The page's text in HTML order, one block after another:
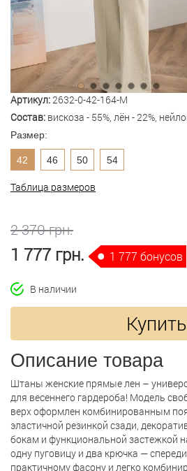
Артикул:2632-0-42-164-M
Состав: вискоза - 55%, лён - 22%,
Размер:
42 46 50 54
Таблица размеров
2 370 грн.
1 777 грн. 1 777 бонусов
В наличии
Купить
Описание товара
Штаны женские прямые лен –
для весеннего гардероба! Модель
верх оформлен комбинированным
эластичной резинкой сзади,
бокам и функциональной застежкой
одну пуговицу и два крючка —
практичному фасону и легко